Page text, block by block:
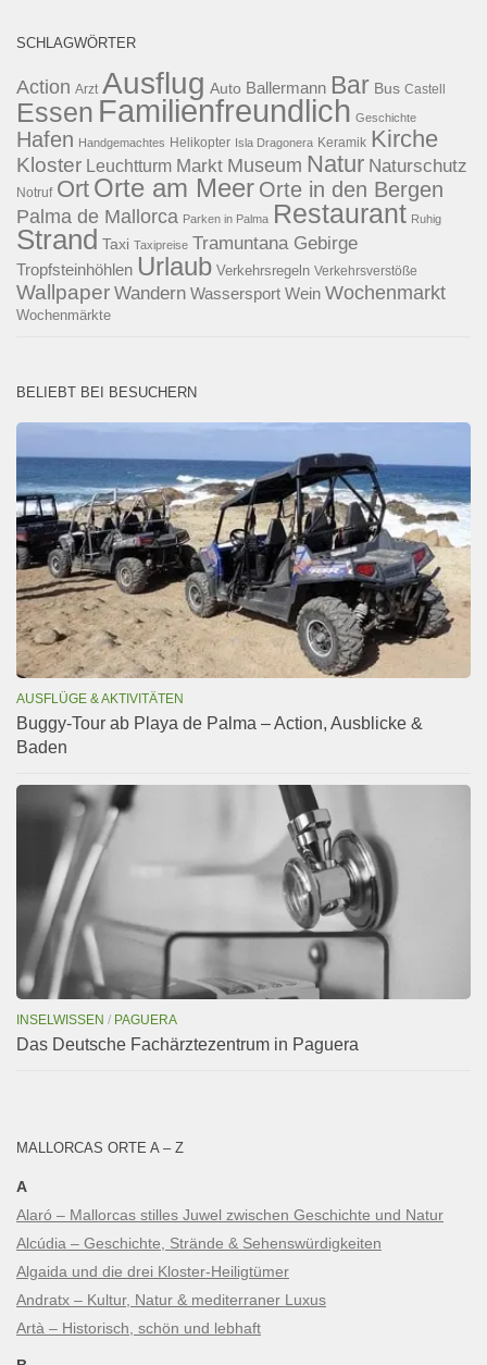
SCHLAGWÖRTER
Action Arzt Ausflug Auto Ballermann Bar Bus Castell
Essen Familienfreundlich Geschichte
Hafen Handgemachtes Helikopter Isla Dragonera Keramik Kirche
Kloster Leuchtturm Markt Museum Natur Naturschutz
Notruf Ort Orte am Meer Orte in den Bergen
Palma de Mallorca Parken in Palma Restaurant Ruhig
Strand Taxi Taxipreise Tramuntana Gebirge
Tropfsteinhöhlen Urlaub Verkehrsregeln Verkehrsverstöße
Wallpaper Wandern Wassersport Wein Wochenmarkt
Wochenmärkte
BELIEBT BEI BESUCHERN
AUSFLÜGE & AKTIVITÄTEN
Buggy-Tour ab Playa de Palma – Action, Ausblicke &
Baden
INSELWISSEN / PAGUERA
Das Deutsche Fachärztezentrum in Paguera
MALLORCAS ORTE A – Z
A
Alaró – Mallorcas stilles Juwel zwischen Geschichte und Natur
Alcúdia – Geschichte, Strände & Sehenswürdigkeiten
Algaida und die drei Kloster-Heiligtümer
Andratx – Kultur, Natur & mediterraner Luxus
Artà – Historisch, schön und lebhaft